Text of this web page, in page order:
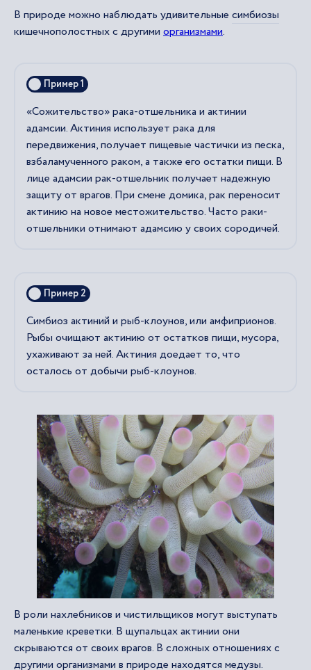
В природе можно наблюдать удивительные симбиозы
кишечнополостных с другими организмами.
Пример 1
«Сожительство» рака-отшельника и актинии
адамсии. Актиния использует рака для
передвижения, получает пищевые частички из песка,
взбаламученного раком, а также его остатки пищи. В
лице адамсии рак-отшельник получает надежную
защиту от врагов. При смене домика, рак переносит
актинию на новое местожительство. Часто раки-
отшельники отнимают адамсию у своих сородичей.
Пример 2
Симбиоз актиний и рыб-клоунов, или амфиприонов.
Рыбы очищают актинию от остатков пищи, мусора,
ухаживают за ней. Актиния доедает то, что
осталось от добычи рыб-клоунов.
В роли нахлебников и чистильщиков могут выступать
маленькие креветки. В щупальцах актинии они
скрываются от своих врагов. В сложных отношениях с
другими организмами в природе находятся медузы.